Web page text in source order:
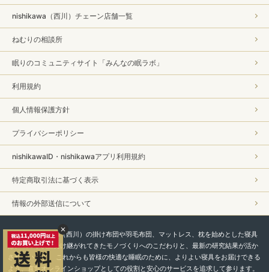
nishikawa（西川）チェーン店舗一覧
ねむりの相談所
眠りのコミュニティサイト「みんなの眠ラボ」
利用規約
個人情報保護方針
プライバシーポリシー
nishikawaID・nishikawaアプリ利用規約
特定商取引法に基づく表示
情報の外部送信について
私たちnishikawa（西川）の掛け布団や羽毛布団、マットレス、枕を始めとした寝具
は、450年以上受け継がれてきたモノづくりへのこだわりと、最新の研究結果が活か
されています。 これからも皆様の快適な睡眠のために、よりよい寝具をお届けできる
よう、直営オンラインショップとしての役割と安心のサービスを追求して参ります。